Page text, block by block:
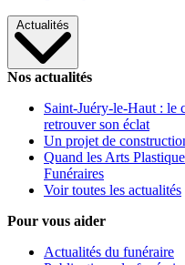
Actualités
Nos actualités
Saint-Juéry-le-Haut : le
retrouver son éclat
Un projet de
Quand les Arts
Funéraires
Voir toutes les actualités
Pour vous aider
Actualités du funéraire